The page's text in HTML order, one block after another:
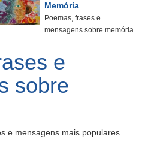
Memória
Poemas, frases e
mensagens sobre memória
e
sobre
e mensagens mais populares